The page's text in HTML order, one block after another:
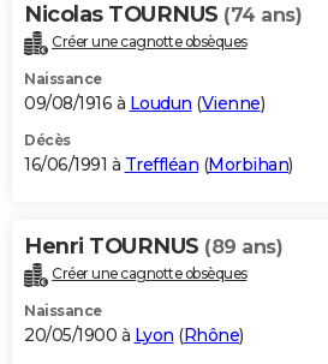
Nicolas TOURNUS (74 ans)
Créer une cagnotte obsèques
Naissance
09/08/1916 à Loudun (Vienne)
Décès
16/06/1991 à Treffléan (Morbihan)
Henri TOURNUS (89 ans)
Créer une cagnotte obsèques
Naissance
20/05/1900 à Lyon (Rhône)